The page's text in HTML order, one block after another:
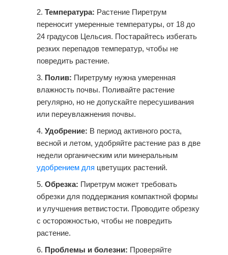
Температура: Растение Пиретрум
переносит умеренные температуры, от 18 до
24 градусов Цельсия. Постарайтесь избегать
резких перепадов температур, чтобы не
повредить растение.
Полив: Пиретруму нужна умеренная
влажность почвы. Поливайте растение
регулярно, но не допускайте пересушивания
или переувлажнения почвы.
Удобрение: В период активного роста,
весной и летом, удобряйте растение раз в две
недели органическим или минеральным
удобрением для цветущих растений.
Обрезка: Пиретрум может требовать
обрезки для поддержания компактной формы
и улучшения ветвистости. Проводите обрезку
с осторожностью, чтобы не повредить
растение.
Проблемы и болезни: Проверяйте